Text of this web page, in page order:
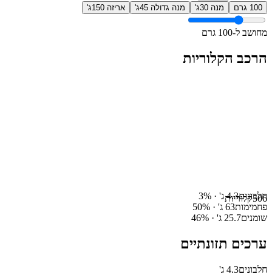
100 גרם מנה 30ג' מנה גדולה 45ג' אריזה 150ג'
מחושב ל-100 גרם
הרכב הקלוריות
506קלוריותחלבונים4.3ג' · 3%
פחמימות63 ג' · 50%
שומנים25.7 ג' · 46%
ערכים תזונתיים
חלבונים4.3 ג'